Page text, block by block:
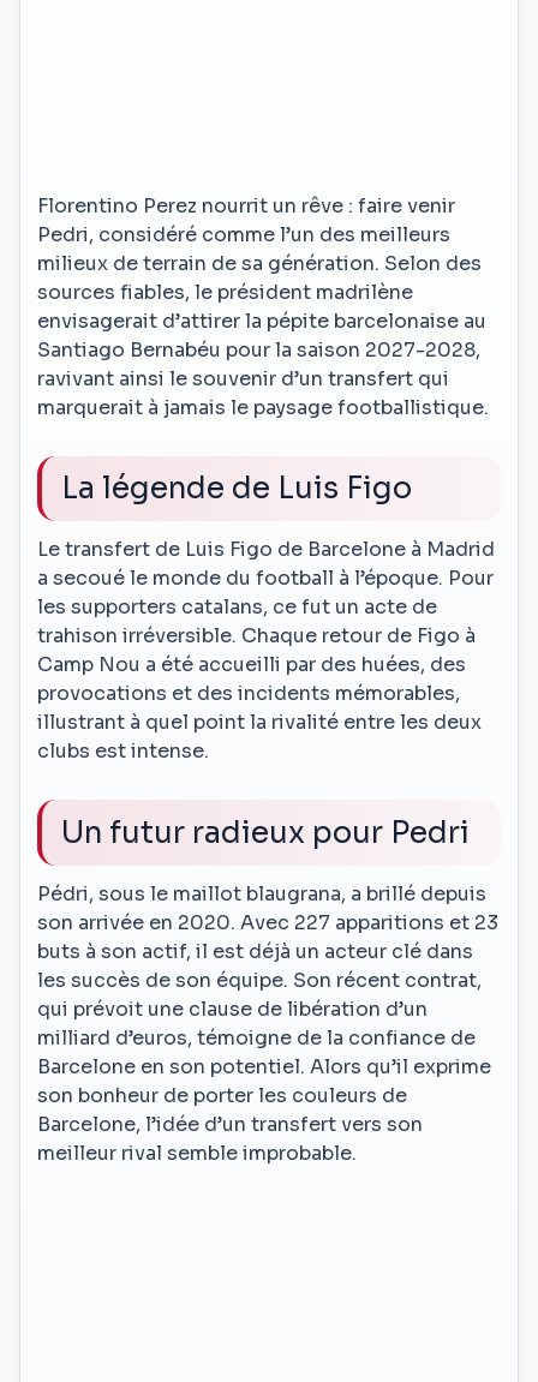
Florentino Perez nourrit un rêve : faire venir
Pedri, considéré comme l’un des meilleurs
milieux de terrain de sa génération. Selon des
sources fiables, le président madrilène
envisagerait d’attirer la pépite barcelonaise au
Santiago Bernabéu pour la saison 2027-2028,
ravivant ainsi le souvenir d’un transfert qui
marquerait à jamais le paysage footballistique.
La légende de Luis Figo
Le transfert de Luis Figo de Barcelone à Madrid
a secoué le monde du football à l’époque. Pour
les supporters catalans, ce fut un acte de
trahison irréversible. Chaque retour de Figo à
Camp Nou a été accueilli par des huées, des
provocations et des incidents mémorables,
illustrant à quel point la rivalité entre les deux
clubs est intense.
Un futur radieux pour Pedri
Pédri, sous le maillot blaugrana, a brillé depuis
son arrivée en 2020. Avec 227 apparitions et 23
buts à son actif, il est déjà un acteur clé dans
les succès de son équipe. Son récent contrat,
qui prévoit une clause de libération d’un
milliard d’euros, témoigne de la confiance de
Barcelone en son potentiel. Alors qu’il exprime
son bonheur de porter les couleurs de
Barcelone, l’idée d’un transfert vers son
meilleur rival semble improbable.